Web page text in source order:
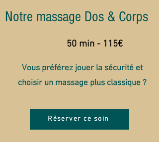
Notre massage Dos & Corps
50 min - 115€
Vous préférez jouer la sécurité et
choisir un massage plus classique ?
Réserver ce soin